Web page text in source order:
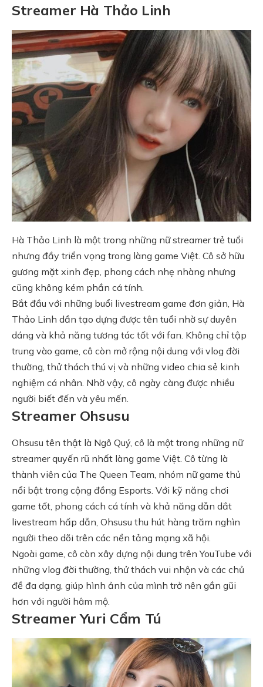
Streamer Hà Thảo Linh
Hà Thảo Linh là một trong những nữ streamer trẻ tuổi
nhưng đầy triển vọng trong làng game Việt. Cô sở hữu
gương mặt xinh đẹp, phong cách nhẹ nhàng nhưng
cũng không kém phần cá tính.
Bắt đầu với những buổi livestream game đơn giản, Hà
Thảo Linh dần tạo dựng được tên tuổi nhờ sự duyên
dáng và khả năng tương tác tốt với fan. Không chỉ tập
trung vào game, cô còn mở rộng nội dung với vlog đời
thường, thử thách thú vị và những video chia sẻ kinh
nghiệm cá nhân. Nhờ vậy, cô ngày càng được nhiều
người biết đến và yêu mến.
Streamer Ohsusu
Ohsusu tên thật là Ngô Quý, cô là một trong những nữ
streamer quyến rũ nhất làng game Việt. Cô từng là
thành viên của The Queen Team, nhóm nữ game thủ
nổi bật trong cộng đồng Esports. Với kỹ năng chơi
game tốt, phong cách cá tính và khả năng dẫn dắt
livestream hấp dẫn, Ohsusu thu hút hàng trăm nghìn
người theo dõi trên các nền tảng mạng xã hội.
Ngoài game, cô còn xây dựng nội dung trên YouTube với
những vlog đời thường, thử thách vui nhộn và các chủ
đề đa dạng, giúp hình ảnh của mình trở nên gần gũi
hơn với người hâm mộ.
Streamer Yuri Cẩm Tú